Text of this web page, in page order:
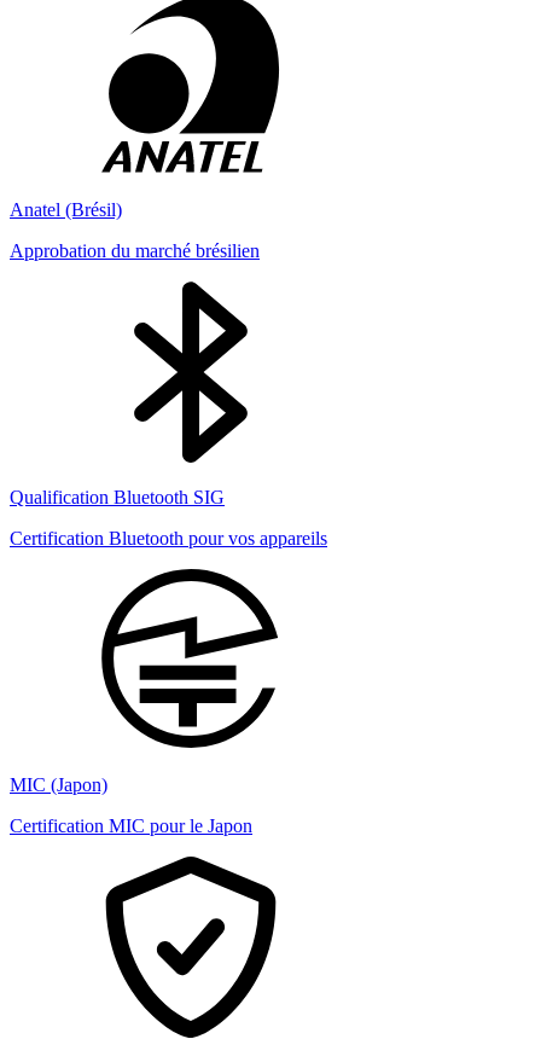
Anatel (Brésil)
Approbation du marché brésilien
Qualification Bluetooth SIG
Certification Bluetooth pour vos appareils
MIC (Japon)
Certification MIC pour le Japon